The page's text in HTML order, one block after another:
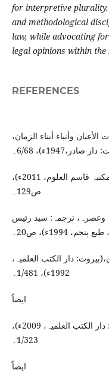
for interpretive
and methodological
law, while advocating
legal opinions within
REFERENCES
وأنباء أبناء الزمان،
صادر،1947ء)، 6/68۔
ندوی، فہیم اختر،فقہ اسلامی، (لاہور: مکتبہ قاسم العلوم، 2011ء)،
ص129۔
وعصرہ، ترجمہ: سید رئیس
1994ء)، ص20۔
دار الکتب العلمیہ،
1992ء)، 1/481۔
ایضاً
ذہبی، شمس الدین،تذکرۃ الحفاظ،(بیروت: دار الکتب العلمیہ، 2009ء)،
1/323۔
ایضاً